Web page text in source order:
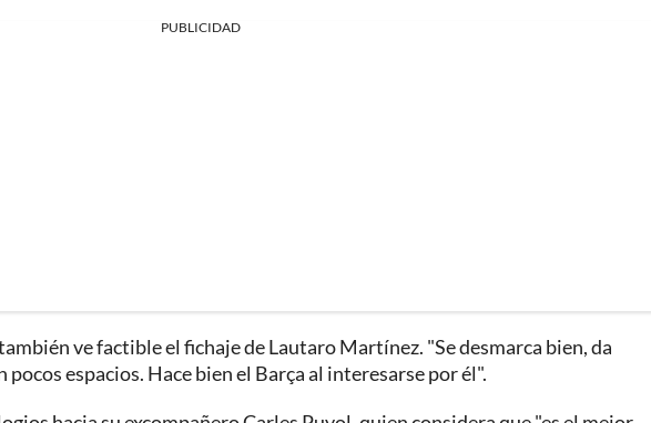
PUBLICIDAD
ve factible el fichaje de Lautaro Martínez. "Se desmarca bien, da
espacios. Hace bien el Barça al interesarse por él".